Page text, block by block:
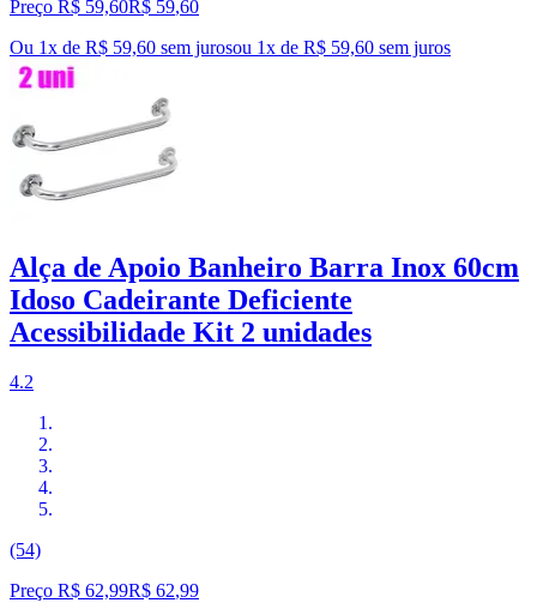
Preço R$ 59,60R$ 59,60
Ou 1x de R$ 59,60 sem jurosou 1x de R$ 59,60 sem juros
Alça de Apoio Banheiro Barra Inox 60cm
Idoso Cadeirante Deficiente
Acessibilidade Kit 2 unidades
4.2
(54)
Preço R$ 62,99R$ 62,99